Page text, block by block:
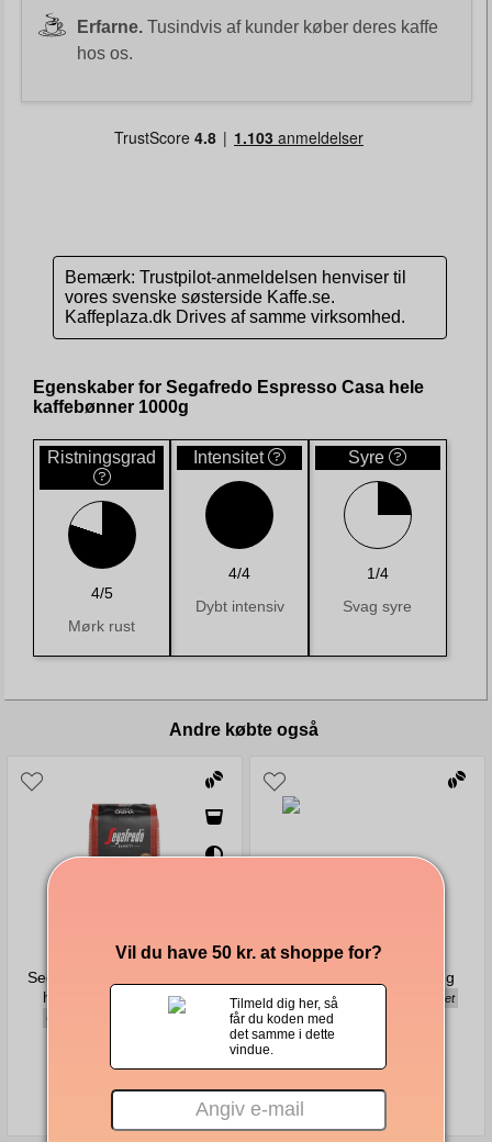
Erfarne.Tusindvis af kunder køber deres kaffe
hos os.
Bemærk: Trustpilot-anmeldelsen henviser til
vores svenske søsterside Kaffe.se.
Kaffeplaza.dk Drives af samme virksomhed.
Egenskaber for Segafredo Espresso Casa hele
kaffebønner 1000g
Ristningsgrad
4/5
Mørk rust
Intensitet
4/4
Dybt intensiv
Syre
1/4
Svag syre
Andre købte også
Segafredo Selezione Crema
hele kaffebønner 1000g
Cremet, chokoladeagtig, fyldig
232,00 kr.
Alfredo Espresso 1000 g
Aromatisk, krydret, afbalanceret
254,00 kr.
Vil du have 50 kr. at shoppe for?
Tilmeld dig her, så
får du koden med
det samme i dette
vindue.